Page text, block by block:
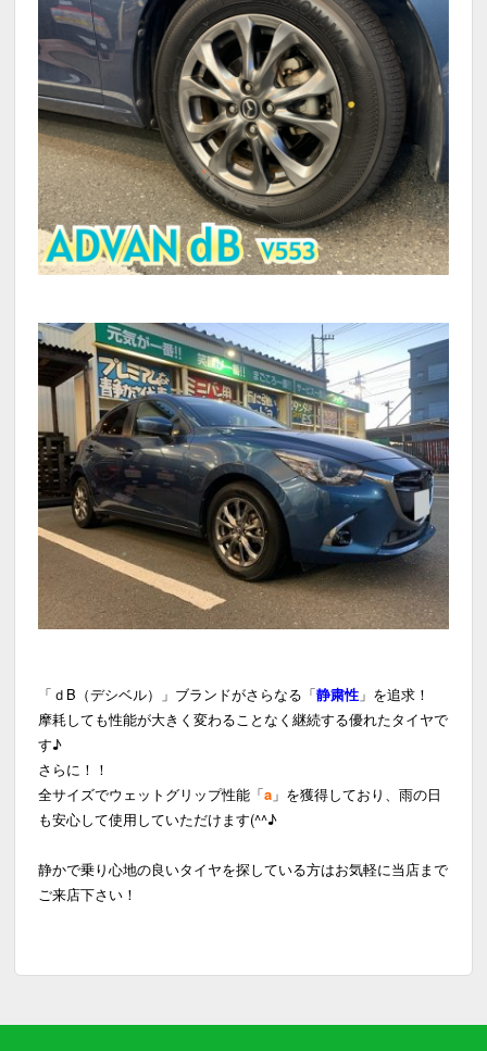
「ｄB（デシベル）」ブランドがさらなる「静粛性 」を追求！
摩耗しても性能が大きく変わることなく継続する優れたタイヤで
す♪
さらに！！
全サイズでウェットグリップ性能「a 」を獲得しており、雨の日
も安心して使用していただけます(^^♪
静かで乗り心地の良いタイヤを探している方はお気軽に当店まで
ご来店下さい！